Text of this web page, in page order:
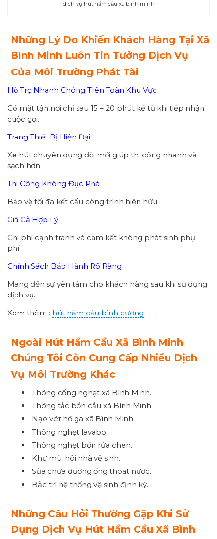
dịch vụ hút hầm cầu xã bình minh
Những Lý Do Khiến Khách Hàng Tại Xã
Bình Minh Luôn Tin Tưởng Dịch Vụ
Của Môi Trường Phát Tài
Hỗ Trợ Nhanh Chóng Trên Toàn Khu Vực
Có mặt tận nơi chỉ sau 15 – 20 phút kể từ khi tiếp nhận
cuộc gọi.
Trang Thiết Bị Hiện Đại
Xe hút chuyên dụng đời mới giúp thi công nhanh và
sạch hơn.
Thi Công Không Đục Phá
Bảo vệ tối đa kết cấu công trình hiện hữu.
Giá Cả Hợp Lý
Chi phí cạnh tranh và cam kết không phát sinh phụ
phí.
Chính Sách Bảo Hành Rõ Ràng
Mang đến sự yên tâm cho khách hàng sau khi sử dụng
dịch vụ.
Xem thêm : hút hầm cầu bình dương
Ngoài Hút Hầm Cầu Xã Bình Minh
Chúng Tôi Còn Cung Cấp Nhiều Dịch
Vụ Môi Trường Khác
Thông cống nghẹt xã Bình Minh.
Thông tắc bồn cầu xã Bình Minh.
Nạo vét hố ga xã Bình Minh.
Thông nghẹt lavabo.
Thông nghẹt bồn rửa chén.
Khử mùi hôi nhà vệ sinh.
Sửa chữa đường ống thoát nước.
Bảo trì hệ thống vệ sinh định kỳ.
Những Câu Hỏi Thường Gặp Khi Sử
Dụng Dịch Vụ Hút Hầm Cầu Xã Bình